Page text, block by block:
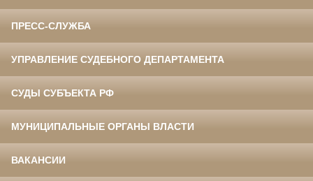
ПРЕСС-СЛУЖБА
УПРАВЛЕНИЕ СУДЕБНОГО ДЕПАРТАМЕНТА
СУДЫ СУБЪЕКТА РФ
МУНИЦИПАЛЬНЫЕ ОРГАНЫ ВЛАСТИ
ВАКАНСИИ